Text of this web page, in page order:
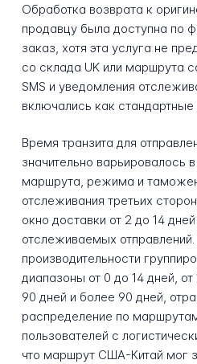
Обработка возврата к
продавцу была доступна по
заказ, хотя эта услуга не
со склада UK или маршрута
SMS и уведомления
включались как стандартные
Время транзита для
значительно варьировалось
маршрута, режима и
отслеживания третьих
окно доставки от 2 до 14
отслеживаемых
производительности
диапазоны от 0 до 14 дней,
90 дней и более 90 дней,
распределение по
пользователей с
что маршрут США-Китай мог